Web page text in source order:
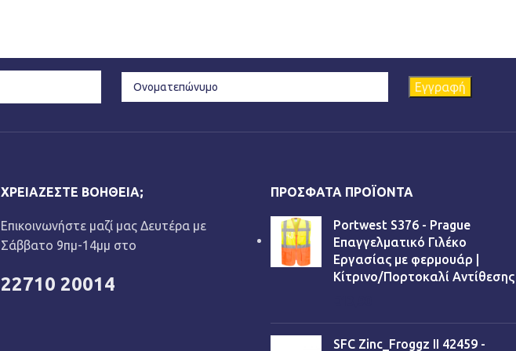
ΧΡΕΙΆΖΕΣΤΕ ΒΟΉΘΕΙΑ;
Επικοινωνήστε μαζί μας Δευτέρα με
Σάββατο 9πμ-14μμ στο
22710 20014
ΠΡΌΣΦΑΤΑ ΠΡΟΪΌΝΤΑ
Portwest S376 - Prague
Επαγγελματικό Γιλέκο
Εργασίας με φερμουάρ |
Κίτρινο/Πορτοκαλί Αντίθεσης
SFC Zinc_Froggz II 42459 -